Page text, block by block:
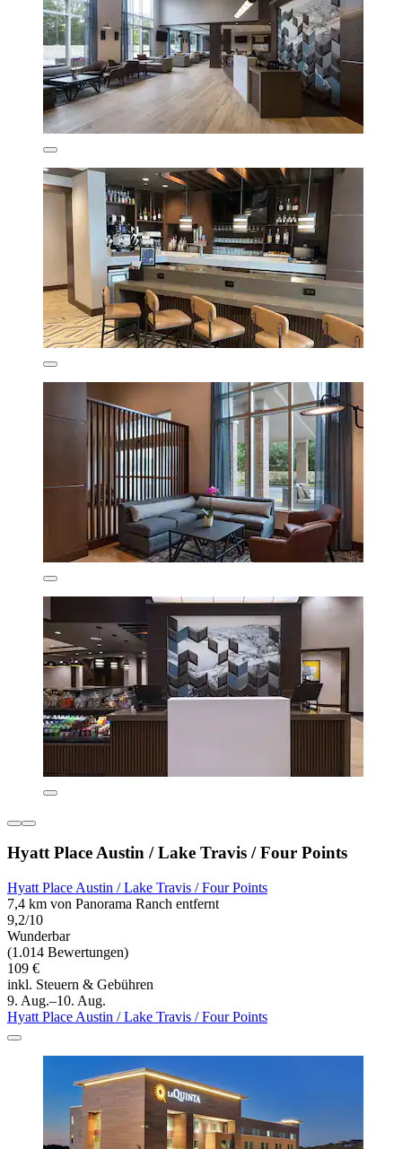
Hyatt Place Austin / Lake Travis / Four Points
Hyatt Place Austin / Lake Travis / Four Points
7,4 km von Panorama Ranch entfernt
9,2/10
Wunderbar
(1.014 Bewertungen)
109 €
inkl. Steuern & Gebühren
9. Aug.–10. Aug.
Hyatt Place Austin / Lake Travis / Four Points